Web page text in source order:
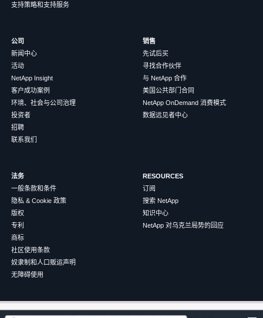
支持策略和支持服务
公司
新闻中心
活动
NetApp Insight
客户成功案例
环境、社会与公司治理
投资者
招聘
联系我们
销售
先试后买
寻找合作伙伴
与 NetApp 合作
美国公共部门合同
NetApp OnDemand 消费模式
数据远见者中心
法务
一般条款和条件
隐私 & Cookie 政策
版权
专利
商标
社区使用条款
奴隶制和人口贩运声明
无障碍使用
RESOURCES
订阅
搜索 NetApp
知识中心
NetApp 对乌克兰局势的回应